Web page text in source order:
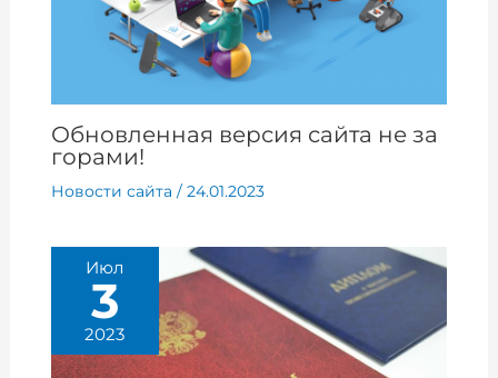
Обновленная версия сайта не за
горами!
Новости сайта / 24.01.2023
Июл
3
2023